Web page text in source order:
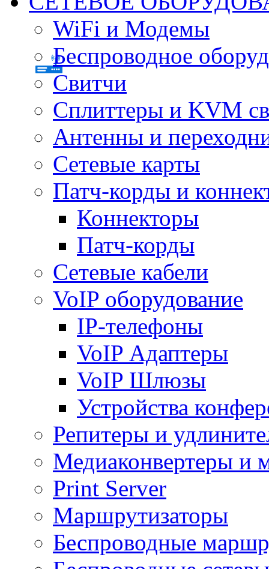
WiFi и Модемы
Беспроводное
Свитчи
Сплиттеры и KVM
Антенны и
Сетевые карты
Патч-корды и
Коннекторы
Патч-корды
Сетевые кабели
VoIP оборудование
IP-телефоны
VoIP Адаптеры
VoIP Шлюзы
Устройства
Репитеры и
Медиаконвертеры и
Print Server
Маршрутизаторы
Беспроводные